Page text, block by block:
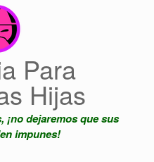
Para
Hijas
¡no dejaremos que sus
impunes!